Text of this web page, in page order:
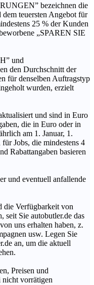
bezeichnen die
teuersten Angebot für
25 % der Kunden
„SPAREN SIE
und
den Durchschnitt der
für denselben Auftragstyp
wurden, erzielt
und sind in Euro
die in Euro oder in
am 1. Januar, 1.
Jobs, die mindestens 4
Rabattangaben basieren
und eventuell anfallende
die Verfügbarkeit von
seit Sie autobutler.de das
uns erhalten haben, z.
usw. Legen Sie
an, um die aktuell
Preisen und
nicht vorrätigen